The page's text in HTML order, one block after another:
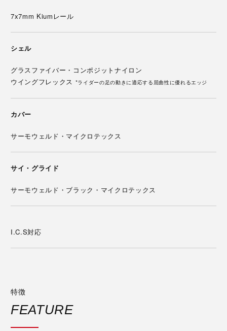
7x7mm Kiumレール
シェル
グラスファイバー・コンポジットナイロン
ウイングフレックス *ライダーの足の動きに適応する屈曲性に優れるエッジ
カバー
サーモウェルド・マイクロテックス
サイ・グライド
サーモウェルド・ブラック・マイクロテックス
I.C.S対応
特徴
FEATURE